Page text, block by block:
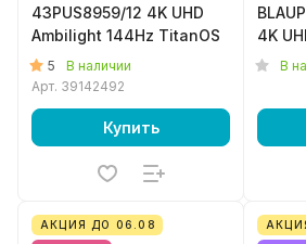
43PUS8959/12 4K UHD
Ambilight 144Hz TitanOS
5
В наличии
Арт. 39142492
Купить
4K
В
АКЦИЯ ДО 06.08